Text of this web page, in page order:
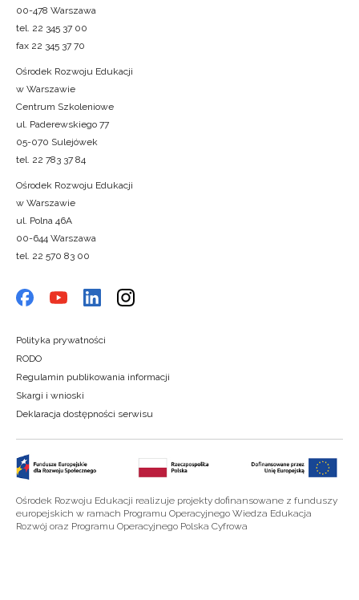
00-478 Warszawa
tel. 22 345 37 00
fax 22 345 37 70
Ośrodek Rozwoju Edukacji
w Warszawie
Centrum Szkoleniowe
ul. Paderewskiego 77
05-070 Sulejówek
tel. 22 783 37 84
Ośrodek Rozwoju Edukacji
w Warszawie
ul. Polna 46A
00-644 Warszawa
tel. 22 570 83 00
Polityka prywatności
RODO
Regulamin publikowania informacji
Skargi i wnioski
Deklaracja dostępności serwisu
Ośrodek Rozwoju Edukacji realizuje projekty dofinansowane z funduszy
europejskich w ramach Programu Operacyjnego Wiedza Edukacja
Rozwój oraz Programu Operacyjnego Polska Cyfrowa